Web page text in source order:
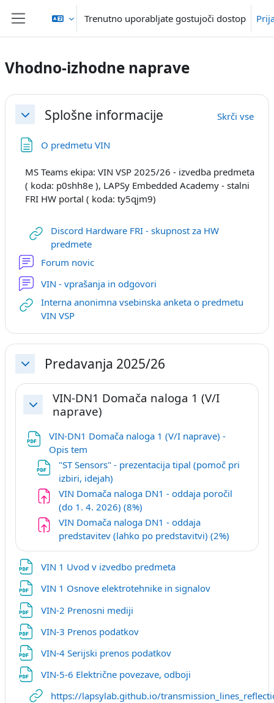
Preskoči na glavno vsebino
Stransko polje
Trenutno uporabljate gostujoči dostop
Vhodno-izhodne naprave
Osnutek odseka
Skrči Splošne informacije Skrči vse
O predmetu VINStran
MS Teams ekipa: VIN VSP 2025/26 - izvedba predmeta
( koda: p0shh8e ), LAPSy Embedded Academy - stalni
FRI HW portal ( koda: ty5qjm9)
Discord Hardware FRI - skupnost za HW
predmeteURL
Forum novic
VIN - vprašanja in odgovori
Interna anonimna vsebinska anketa o predmetu
VIN VSPURL
Skrči Predavanja 2025/26
Skrči
VIN-DN1 Domača naloga 1 (V/I
naprave)
VIN-DN1 Domača naloga 1 (V/I naprave) -
Opis tem
"ST Sensors" - prezentacija tipal (pomoč pri
izbiri, idejah)
VIN Domača naloga DN1 - oddaja poročil
(do 1. 4. 2026) (8%)
VIN Domača naloga DN1 - oddaja
predstavitev (lahko po predstavitvi) (2%)
VIN 1 Uvod v izvedbo predmeta
VIN 1 Osnove elektrotehnike in signalov
VIN-2 Prenosni mediji
VIN-3 Prenos podatkov
VIN-4 Serijski prenos podatkov
VIN-5-6 Električne povezave, odboji
https://lapsylab.github.io/